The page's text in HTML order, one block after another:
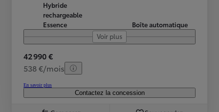
Hybride
rechargeable
Essence
Boîte automatique
Voir plus
42 990 €
538 €/mois
En savoir plus
Contactez la concession